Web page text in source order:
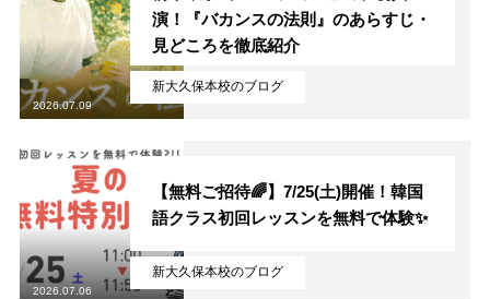
新大久保本校のブログ
演！『バカンスの法則』のあらすじ・
見どころを徹底紹介
2026.07.09
新大久保本校のブログ
【無料ご招待🌈】7/25(土)開催！韓国
語クラス初回レッスンを無料で体験✨
2026.07.06